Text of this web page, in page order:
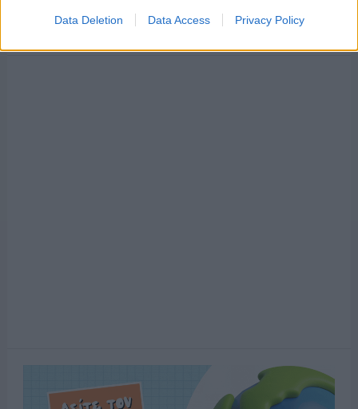
Data Deletion Data Access Privacy Policy
Δώδεκα άδειες για περιφερειακούς σταθμούς στην Αττική